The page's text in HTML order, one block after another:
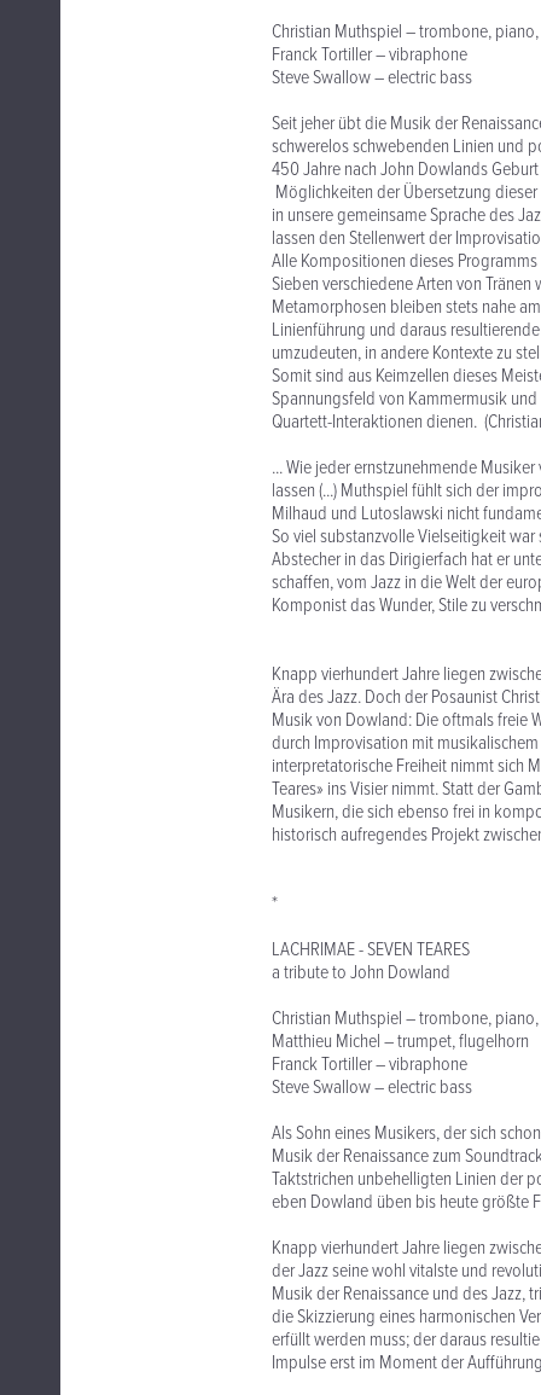
Christian Muthspiel – trombone,
Franck Tortiller – vibraphone
Steve Swallow – electric bass
Seit jeher übt die Musik der
schwerelos schwebenden Linien und
450 Jahre nach John Dowlands
Möglichkeiten der Übersetzung
in unsere gemeinsame Sprache des
lassen den Stellenwert der
Alle Kompositionen dieses
Sieben verschiedene Arten von
Metamorphosen bleiben stets nahe
Linienführung und daraus
umzudeuten, in andere Kontexte zu
Somit sind aus Keimzellen dieses
Spannungsfeld von Kammermusik
Quartett-Interaktionen dienen.
... Wie jeder ernstzunehmende
lassen (...) Muthspiel fühlt sich der
Milhaud und Lutoslawski nicht
So viel substanzvolle Vielseitigkeit
Abstecher in das Dirigierfach hat er
schaffen, vom Jazz in die Welt der
Komponist das Wunder, Stile zu
Knapp vierhundert Jahre liegen
Ära des Jazz. Doch der Posaunist
Musik von Dowland: Die oftmals freie
durch Improvisation mit
interpretatorische Freiheit nimmt sich
Teares» ins Visier nimmt. Statt der
Musikern, die sich ebenso frei in
historisch aufregendes Projekt
*
LACHRIMAE - SEVEN TEARES
a tribute to John Dowland
Christian Muthspiel – trombone,
Matthieu Michel – trumpet, flugelhorn
Franck Tortiller – vibraphone
Steve Swallow – electric bass
Als Sohn eines Musikers, der sich
Musik der Renaissance zum
Taktstrichen unbehelligten Linien der
eben Dowland üben bis heute größte
Knapp vierhundert Jahre liegen
der Jazz seine wohl vitalste und
Musik der Renaissance und des Jazz,
die Skizzierung eines harmonischen
erfüllt werden muss; der daraus
Impulse erst im Moment der